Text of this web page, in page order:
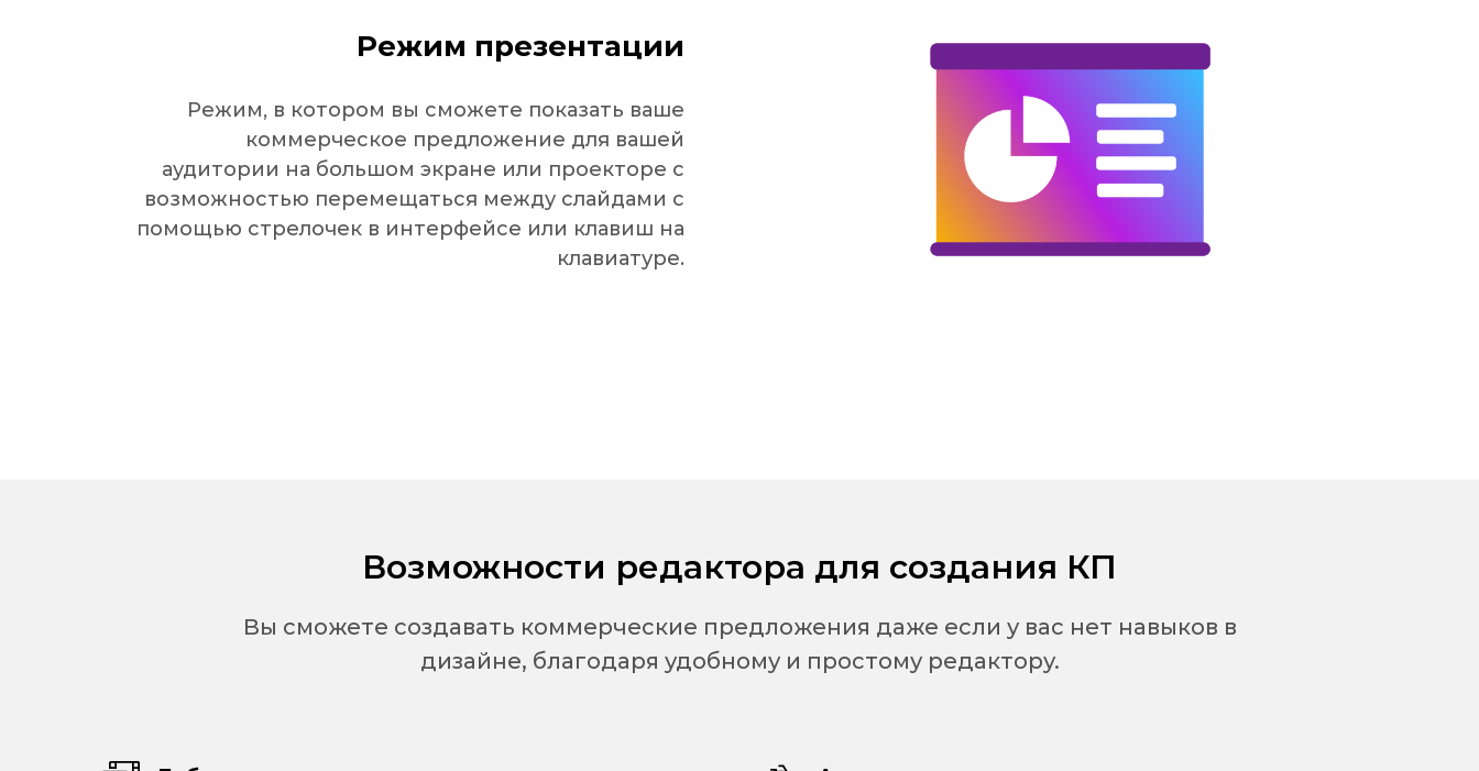
Режим презентации
Режим, в котором вы сможете показать ваше
коммерческое предложение для вашей
аудитории на большом экране или проекторе с
возможностью перемещаться между слайдами с
помощью стрелочек в интерфейсе или клавиш на
клавиатуре.
Возможности редактора для создания КП
Вы сможете создавать коммерческие предложения даже если у вас нет навыков в
дизайне, благодаря удобному и простому редактору.